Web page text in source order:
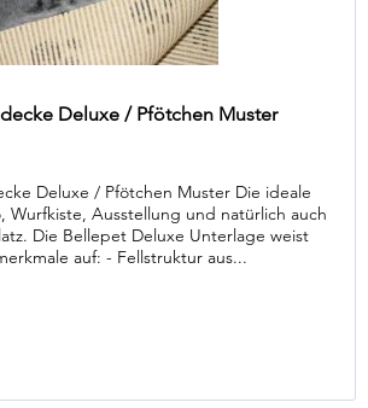
Deluxe / Pfötchen Muster
Deluxe / Pfötchen Muster Die ideale
Wurfkiste, Ausstellung und natürlich auch
Die Bellepet Deluxe Unterlage weist
auf: - Fellstruktur aus...